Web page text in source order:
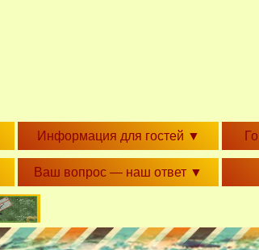
Информация для гостей ▼
Ваш вопрос — наш ответ ▼